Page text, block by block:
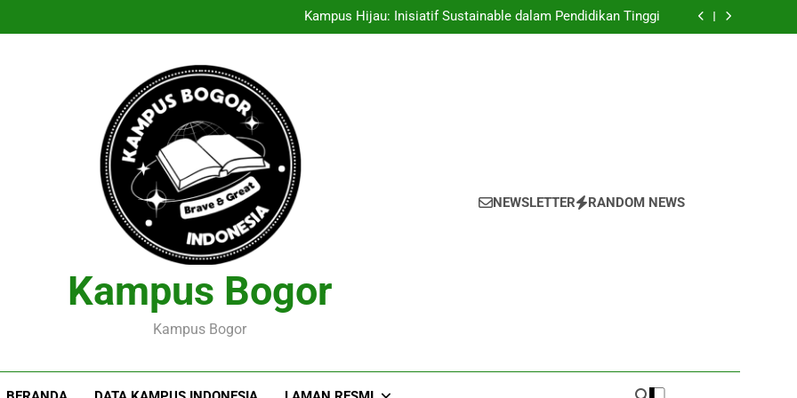
Universitas
Kampus Hijau: Inisiatif Sustainable dalam Pendidikan Tinggi
Menciptakan Dasar Data Mahasiswa yang untuk Kemajuan Akademik
Entrepreneurship Pelajar: Menyulap Gagasan Sebagai Inovasi Signifikan di
Menciptakan Dasar Data Mahasiswa yang untuk Kemajuan Akademik
Pelaksanaan Agroekoteknologi untuk Melestarikan Tumbuhan serta Hewan
Kampus Bogor
Kampus Bogor
NEWSLETTER RANDOM NEWS